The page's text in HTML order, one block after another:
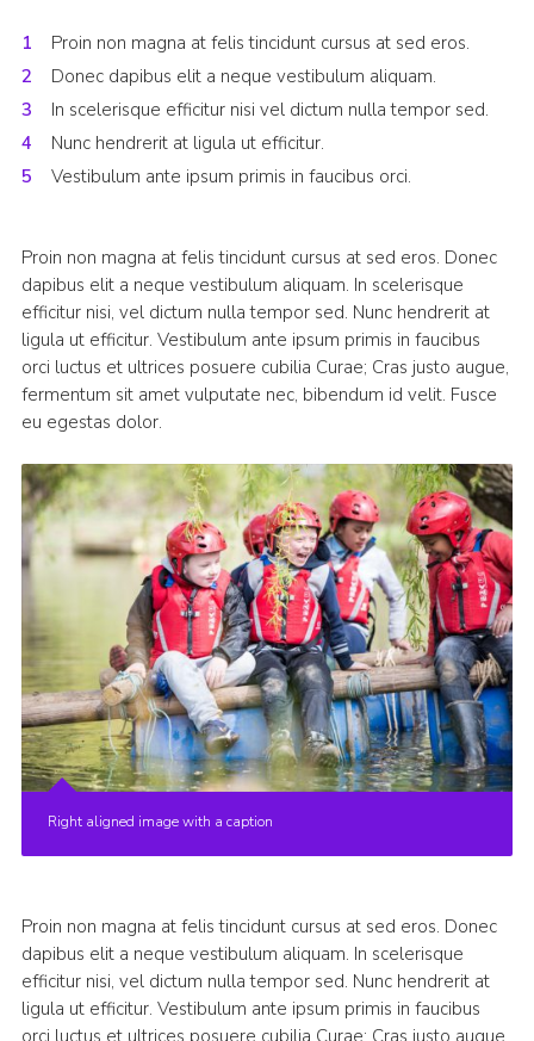
Proin non magna at felis tincidunt cursus at sed eros.
Donec dapibus elit a neque vestibulum aliquam.
In scelerisque efficitur nisi vel dictum nulla tempor sed.
Nunc hendrerit at ligula ut efficitur.
Vestibulum ante ipsum primis in faucibus orci.
Proin non magna at felis tincidunt cursus at sed eros. Donec
dapibus elit a neque vestibulum aliquam. In scelerisque
efficitur nisi, vel dictum nulla tempor sed. Nunc hendrerit at
ligula ut efficitur. Vestibulum ante ipsum primis in faucibus
orci luctus et ultrices posuere cubilia Curae; Cras justo augue,
fermentum sit amet vulputate nec, bibendum id velit. Fusce
eu egestas dolor.
Right aligned image with a caption
Proin non magna at felis tincidunt cursus at sed eros. Donec
dapibus elit a neque vestibulum aliquam. In scelerisque
efficitur nisi, vel dictum nulla tempor sed. Nunc hendrerit at
ligula ut efficitur. Vestibulum ante ipsum primis in faucibus